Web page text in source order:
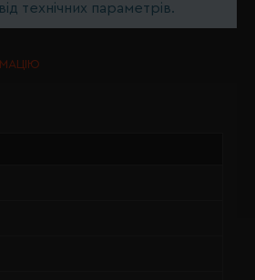
технічних параметрів.